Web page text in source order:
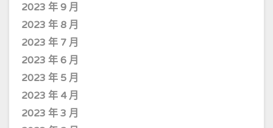
2023 年 9 月
2023 年 8 月
2023 年 7 月
2023 年 6 月
2023 年 5 月
2023 年 4 月
2023 年 3 月